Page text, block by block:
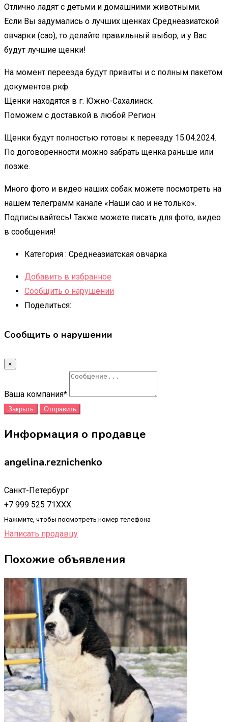
Отлично ладят с детьми и домашними животными.
Если Вы задумались о лучших щенках Среднеазиатской
овчарки (сао), то делайте правильный выбор, и у Вас
будут лучшие щенки!
На момент переезда будут привиты и с полным пакетом
документов ркф.
Щенки находятся в г. Южно-Сахалинск.
Поможем с доставкой в любой Регион.
Щенки будут полностью готовы к переезду 15.04.2024.
По договоренности можно забрать щенка раньше или
позже.
Много фото и видео наших собак можете посмотреть на
нашем телеграмм канале «Наши сао и не только».
Подписывайтесь! Также можете писать для фото, видео
в сообщения!
Категория : Среднеазиатская овчарка
Добавить в избранное
Сообщить о нарушении
Поделиться:
Сообщить о нарушении
×
Ваша компания*
Закрыть Отправить
Информация о продавце
angelina.reznichenko
Санкт-Петербург
+7 999 525 71XXX
Нажмите, чтобы посмотреть номер телефона
Написать продавцу
Похожие объявления